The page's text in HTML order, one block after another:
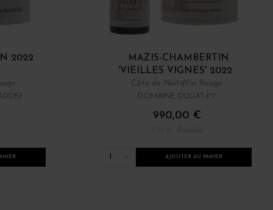
2022
MAZIS-CHAMBERTIN
'VIEILLES VIGNES' 2022
Côte de Nuits Vin Rouge
DOMAINE DUGAT-PY
990,00 €
AJOUTER AU PANIER